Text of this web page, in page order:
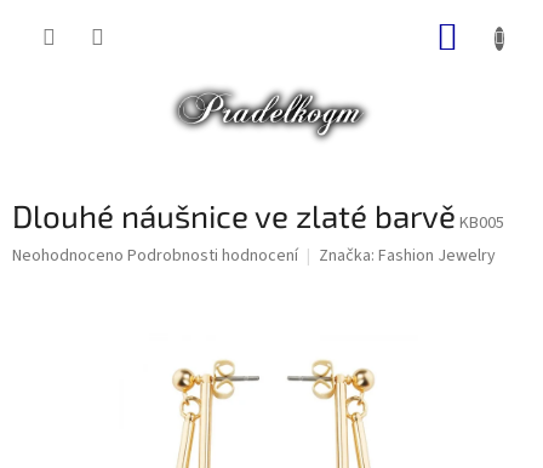
Dlouhé náušnice ve zlaté barvě KB005
Průměrné
Neohodnoceno Podrobnosti hodnocení Značka: Fashion Jewelry